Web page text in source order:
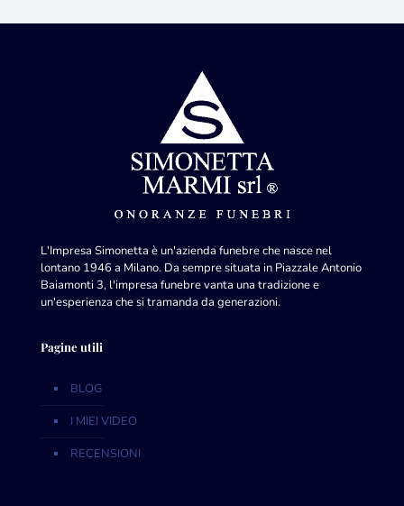
L'Impresa Simonetta è un'azienda funebre che nasce nel
lontano 1946 a Milano. Da sempre situata in Piazzale Antonio
Baiamonti 3, l'impresa funebre vanta una tradizione e
un'esperienza che si tramanda da generazioni.
Pagine utili
BLOG
I MIEI VIDEO
RECENSIONI